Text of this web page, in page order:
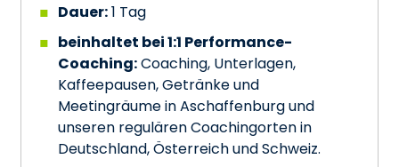
Dauer:1 Tag
beinhaltet bei 1:1 Performance-
Coaching:Coaching, Unterlagen,
Kaffeepausen, Getränke und
Meetingräume in Aschaffenburg und
unseren regulären Coachingorten in
Deutschland, Österreich und Schweiz.